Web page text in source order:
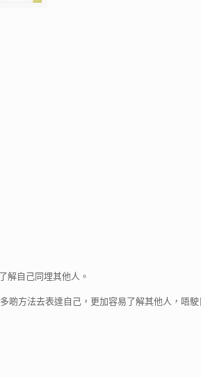
解自己同埋其他人。
啲方法去表達自己，更加容易了解其他人，唔